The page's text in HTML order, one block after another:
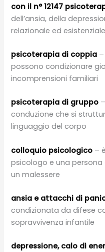
con il n° 12147
dell’ansia, della
relazionale ed esistenziale
psicoterapia di coppia
possono condizionare
incomprensioni familiari
psicoterapia di gruppo
conduzione che si
linguaggio del corpo
colloquio psicologico –
psicologo e una
un malessere
ansia e attacchi di
condizionata da difese
sopravvivenza infantile
depressione, calo di